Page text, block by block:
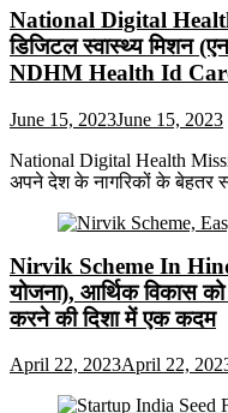
National Digital Health
डिजिटल स्वास्थ्य मिशन
NDHM Health Id
June 15, 2023June 15, 2023
National Digital Health
अपने देश के नागरिकों के बेहतर
Nirvik Scheme In
योजना), आर्थिक विकास को
करने की दिशा में एक कदम
April 22, 2023April 22,